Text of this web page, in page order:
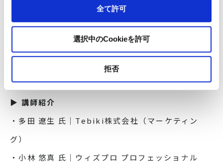
全て許可
選択中のCookieを許可
拒否
新事業推進室 事業開発部
ウィズプロ運営事務局
pro.event@mgw.ryoden.co.jp
▶ 講師紹介
・多田 遼生 氏｜Tebiki株式会社（マーケティン
グ）
・小林 悠真 氏｜ウィズプロ プロフェッショナル